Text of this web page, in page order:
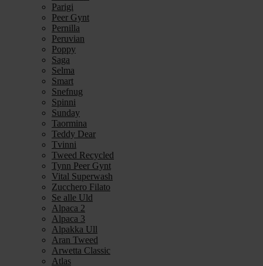
Parigi
Peer Gynt
Pernilla
Peruvian
Poppy
Saga
Selma
Smart
Snefnug
Spinni
Sunday
Taormina
Teddy Dear
Tvinni
Tweed Recycled
Tynn Peer Gynt
Vital Superwash
Zucchero Filato
Se alle Uld
Alpaca 2
Alpaca 3
Alpakka Ull
Aran Tweed
Arwetta Classic
Atlas